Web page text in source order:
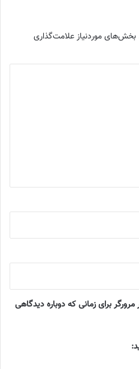
بخش‌های موردنیاز علامت‌گذاری
برای زمانی که دوباره دیدگاهی